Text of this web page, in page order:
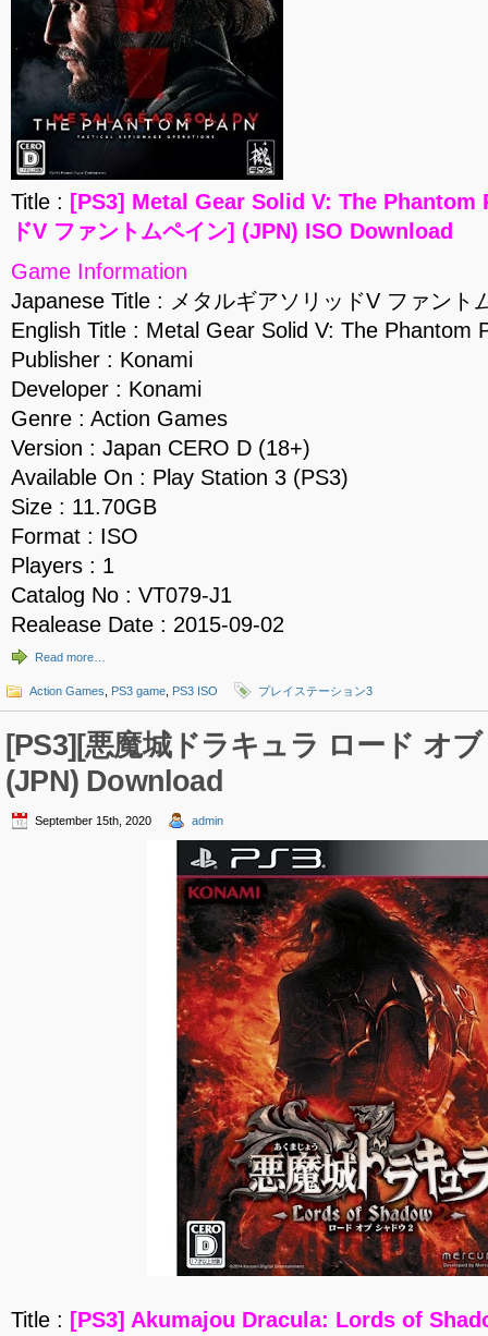
Title : [PS3] Metal Gear Solid V: The Phantom
ドV ファントムペイン] (JPN) ISO Download
Game Information
Japanese Title : メタルギアソリッドV ファント
English Title : Metal Gear Solid V: The Phantom
Publisher : Konami
Developer : Konami
Genre : Action Games
Version : Japan CERO D (18+)
Available On : Play Station 3 (PS3)
Size : 11.70GB
Format : ISO
Players : 1
Catalog No : VT079-J1
Realease Date : 2015-09-02
Read more…
Action Games PS3 game PS3 ISO プレイステーション3
[PS3][悪魔城ドラキュラ ロード オ
(JPN) Download
September 15th, 2020 admin
Title : [PS3] Akumajou Dracula: Lords of